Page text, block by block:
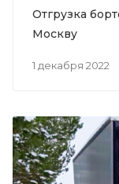
1 декабря 2022
Отгрузка
Москву